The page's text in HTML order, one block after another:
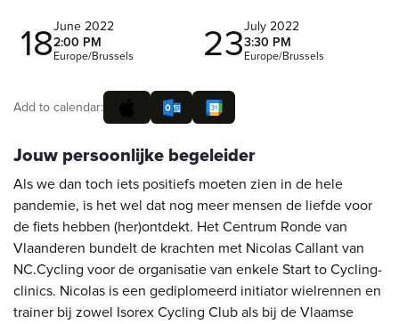
18June 2022
2:00 PM
Europe/Brussels 23July 2022
3:30 PM
Europe/Brussels
Add to calendar:
Jouw persoonlijke begeleider
Als we dan toch iets positiefs moeten zien in de hele
pandemie, is het wel dat nog meer mensen de liefde voor
de fiets hebben (her)ontdekt. Het Centrum Ronde van
Vlaanderen bundelt de krachten met Nicolas Callant van
NC.Cycling voor de organisatie van enkele Start to Cycling-
clinics. Nicolas is een gediplomeerd initiator wielrennen en
trainer bij zowel Isorex Cycling Club als bij de Vlaamse